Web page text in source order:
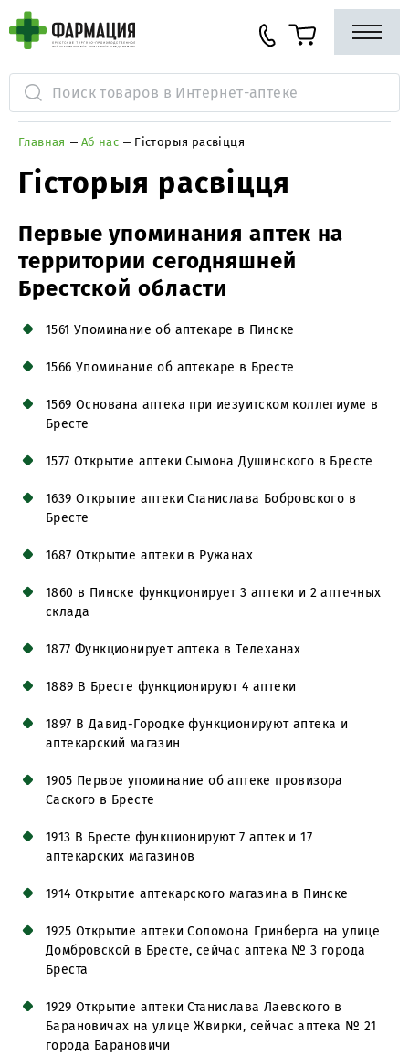
Главная Аб нас Гісторыя расвіцця
Гісторыя расвіцця
Первые упоминания аптек на
территории сегодняшней
Брестской области
1561 Упоминание об аптекаре в Пинске
1566 Упоминание об аптекаре в Бресте
1569 Основана аптека при иезуитском коллегиуме в
Бресте
1577 Открытие аптеки Сымона Душинского в Бресте
1639 Открытие аптеки Станислава Бобровского в
Бресте
1687 Открытие аптеки в Ружанах
1860 в Пинске функционирует 3 аптеки и 2 аптечных
склада
1877 Функционирует аптека в Телеханах
1889 В Бресте функционируют 4 аптеки
1897 В Давид-Городке функционируют аптека и
аптекарский магазин
1905 Первое упоминание об аптеке провизора
Саского в Бресте
1913 В Бресте функционируют 7 аптек и 17
аптекарских магазинов
1914 Открытие аптекарского магазина в Пинске
1925 Открытие аптеки Соломона Гринберга на улице
Домбровской в Бресте, сейчас аптека № 3 города
Бреста
1929 Открытие аптеки Станислава Лаевского в
Барановичах на улице Жвирки, сейчас аптека № 21
города Барановичи